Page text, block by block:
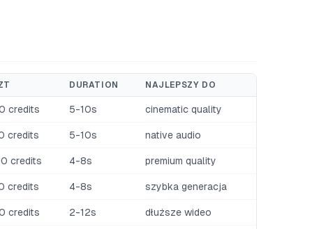
DURATION NAJLEPSZY DO
credits 5-10s cinematic quality
credits 5-10s native audio
credits 4-8s premium quality
credits 4-8s szybka generacja
credits 2-12s dłuższe wideo